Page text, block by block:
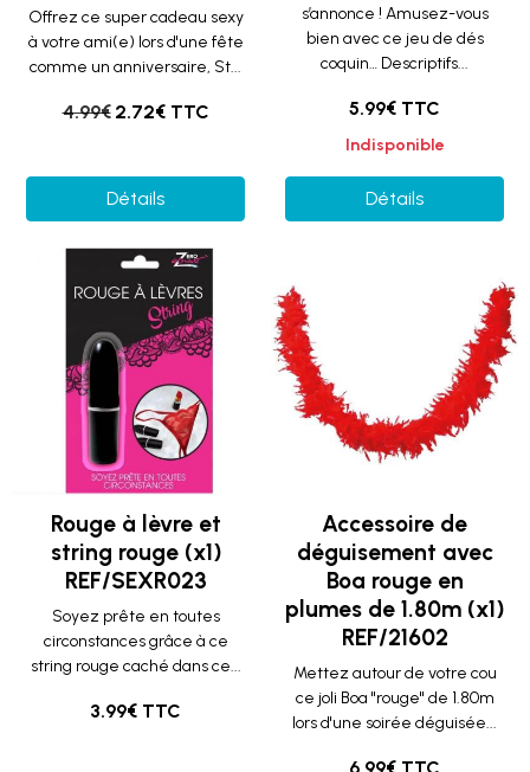
Offrez ce super cadeau sexy
à votre ami(e) lors d'une fête
comme un anniversaire, St...
4.99€ 2.72€ TTC
Détails
s’annonce ! Amusez-vous
bien avec ce jeu de dés
coquin… Descriptifs...
5.99€ TTC
Indisponible
Détails
Rouge à lèvre et
string rouge (x1)
REF/SEXR023
Soyez prête en toutes
circonstances grâce à ce
string rouge caché dans ce...
3.99€ TTC
Accessoire de
déguisement avec
Boa rouge en
plumes de 1.80m (x1)
REF/21602
Mettez autour de votre cou
ce joli Boa "rouge" de 1.80m
lors d'une soirée déguisée...